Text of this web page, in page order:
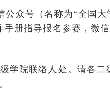
公众号 （名称为“全国大
册指导报名参赛，微
学院联络人处。请各